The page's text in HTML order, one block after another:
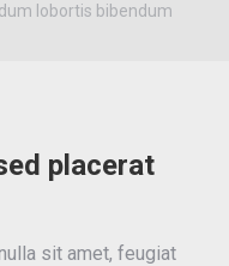
lobortis bibendum
placerat
sit amet, feugiat